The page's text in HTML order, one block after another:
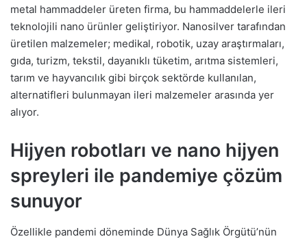
metal hammaddeler üreten firma, bu hammaddelerle ileri
teknolojili nano ürünler geliştiriyor. Nanosilver tarafından
üretilen malzemeler; medikal, robotik, uzay araştırmaları,
gıda, turizm, tekstil, dayanıklı tüketim, arıtma sistemleri,
tarım ve hayvancılık gibi birçok sektörde kullanılan,
alternatifleri bulunmayan ileri malzemeler arasında yer
alıyor.
Hijyen robotları ve nano hijyen
spreyleri ile pandemiye çözüm
sunuyor
Özellikle pandemi döneminde Dünya Sağlık Örgütü’nün